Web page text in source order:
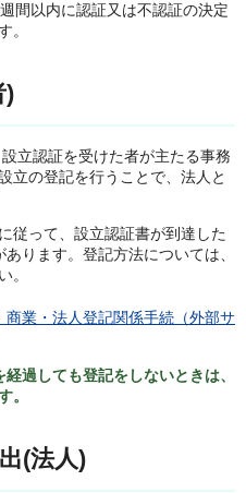
間以内に認証又は不認証の決定
。
)
立認証を受けた者が主たる事務
立の登記を行うことで、法人と
従って、設立認証書が到達した
ります。登記方法については、
。
業・法人登記関係手続（外部サ
過しても登記をしないときは、
。
(法人)